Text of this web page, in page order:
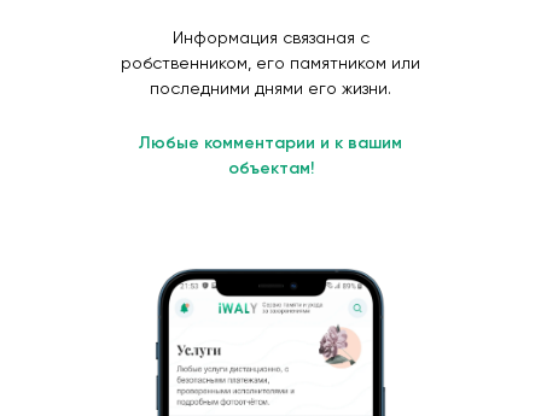
Информация связаная с
робственником, его памятником или
последними днями его жизни.
Любые комментарии и к вашим
объектам!